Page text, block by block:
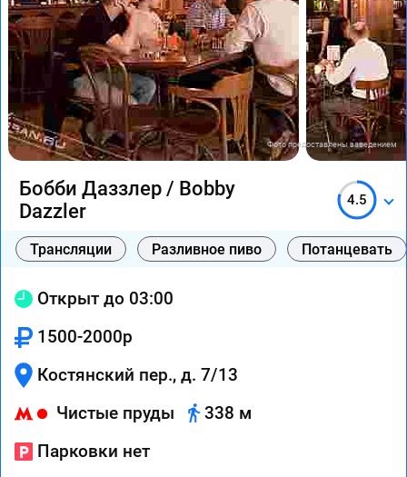
Фото предоставлены заведением
Бобби Даззлер / Bobby
Dazzler
4.5
Трансляции Разливное пиво Потанцевать
Открыт до 03:00
1500-2000р
Костянский пер., д. 7/13
Чистые пруды
338 м
Парковки нет